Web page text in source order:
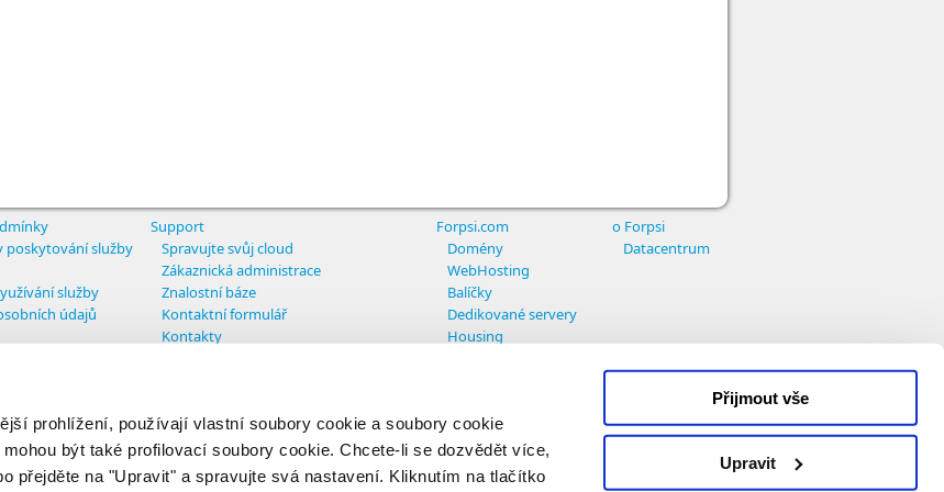
prohlížení, používají vlastní soubory cookie a soubory cookie
být také profilovací soubory cookie. Chcete-li se dozvědět více,
přejděte na "Upravit" a spravujte svá nastavení. Kliknutím na tlačítko
Přijmout vše
Upravit
poskytování služby
služby
údajů
Support
Spravujte svůj cloud
Zákaznická administrace
Znalostní báze
Kontaktní formulář
Kontakty
Forpsi.com
Domény
WebHosting
Balíčky
Dedikované servery
Housing
o Forpsi
Datacentrum